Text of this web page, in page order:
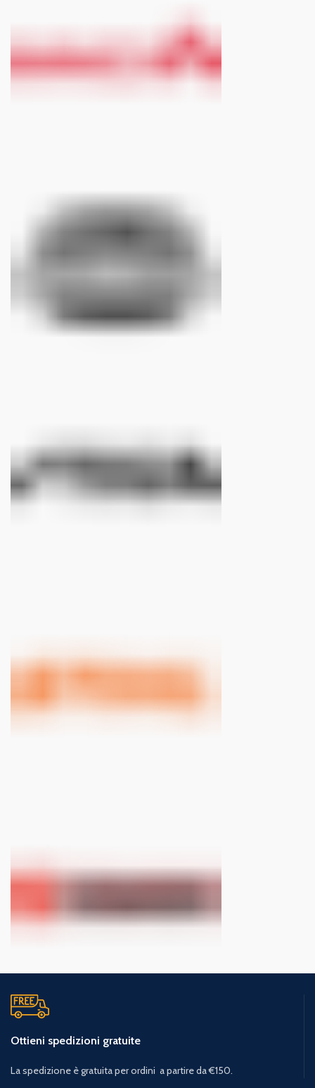
Ottieni spedizioni gratuite
La spedizione è gratuita per ordini a partire da €150.